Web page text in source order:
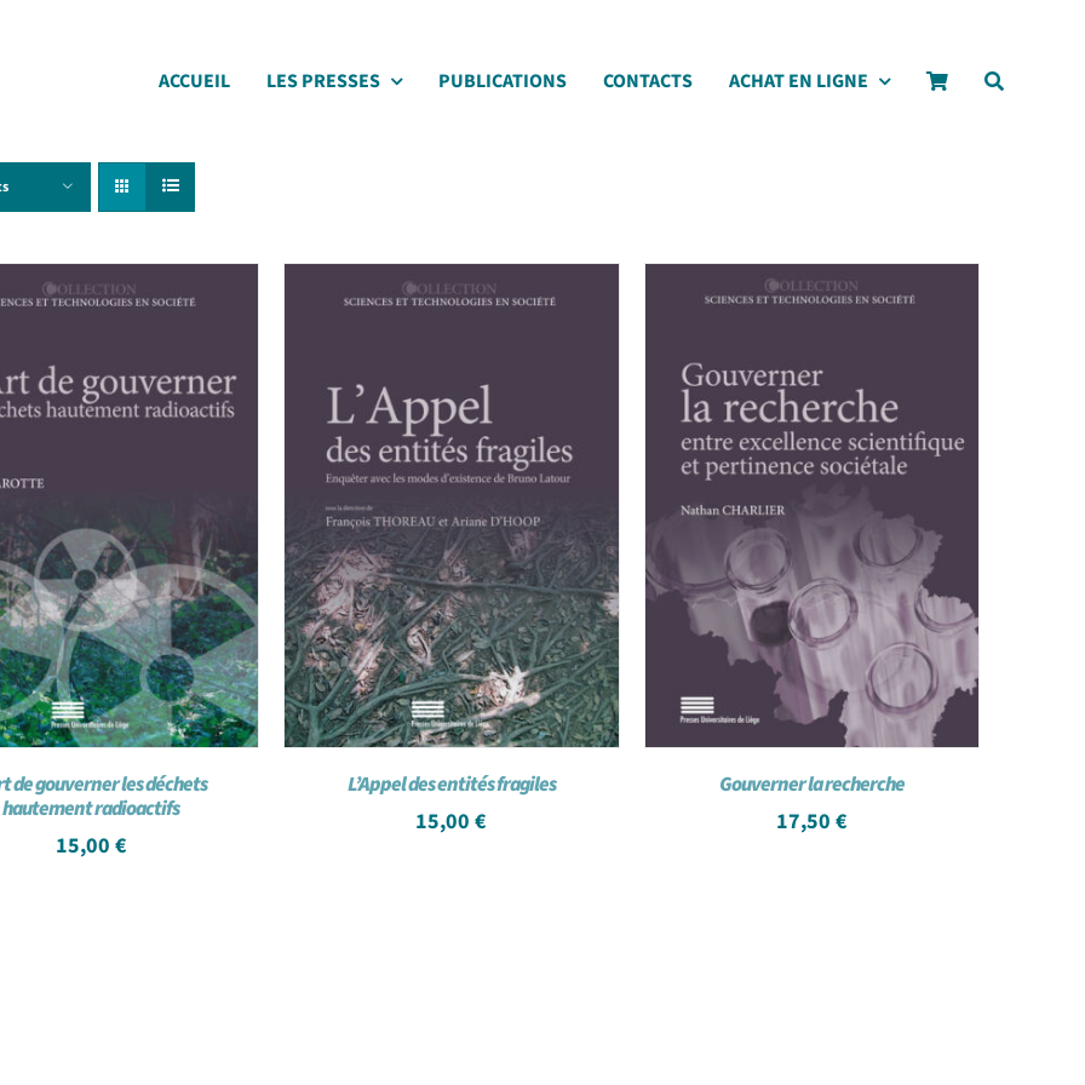
ACCUEIL LES PRESSES PUBLICATIONS CONTACTS ACHAT EN LIGNE
de gouverner les déchets
hautement radioactifs
15,00 €
L’Appel des entités fragiles
15,00€
Gouverner la recherche
17,50 €